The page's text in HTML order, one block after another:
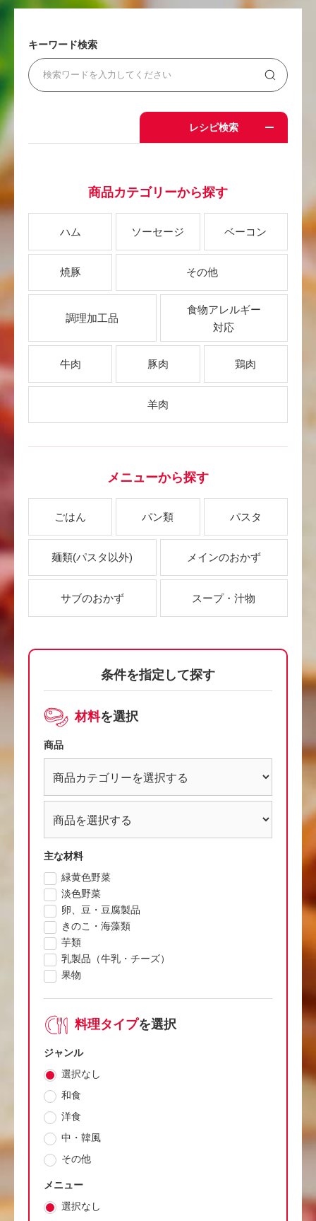
キーワード検索
レシピ検索
商品カテゴリーから探す
ハム ソーセージ ベーコン
焼豚 その他
調理加工品
食物アレルギー
対応
牛肉 豚肉 鶏肉
羊肉
メニューから探す
ごはん パン類 パスタ
麺類(パスタ以外) メインのおかず
サブのおかず スープ・汁物
条件を指定して探す
材料を選択
商品
主な材料
緑黄色野菜
淡色野菜
卵、豆・豆腐製品
きのこ・海藻類
芋類
乳製品（牛乳・チーズ）
果物
料理タイプを選択
ジャンル
選択なし
和食
洋食
中・韓風
その他
メニュー
選択なし